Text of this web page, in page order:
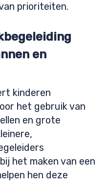
prioriteiten.
en
kinderen
het gebruik van
en grote
het maken van een
hen deze